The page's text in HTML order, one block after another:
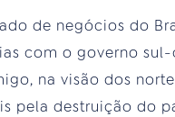
de negócios do
com o governo
na visão dos
pela destruição do